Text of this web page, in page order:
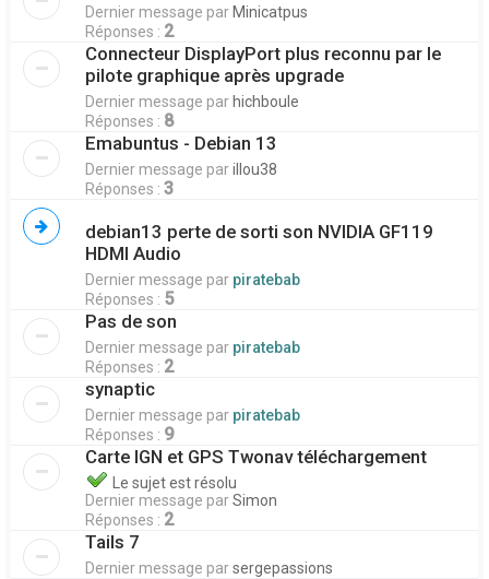
Dernier message par Minicatpus
Réponses : 2
Connecteur DisplayPort plus reconnu par le
pilote graphique après upgrade
Dernier message par hichboule
Réponses : 8
Emabuntus - Debian 13
Dernier message parillou38
Réponses : 3
debian13 perte de sorti son NVIDIA GF119
HDMI Audio
Dernier message par piratebab
Réponses : 5
Pas de son
Dernier message par piratebab
Réponses : 2
synaptic
Dernier message par piratebab
Réponses : 9
Carte IGN et GPS Twonav téléchargement
Le sujet est résolu
Dernier message parSimon
Réponses : 2
Tails 7
Dernier message parsergepassions